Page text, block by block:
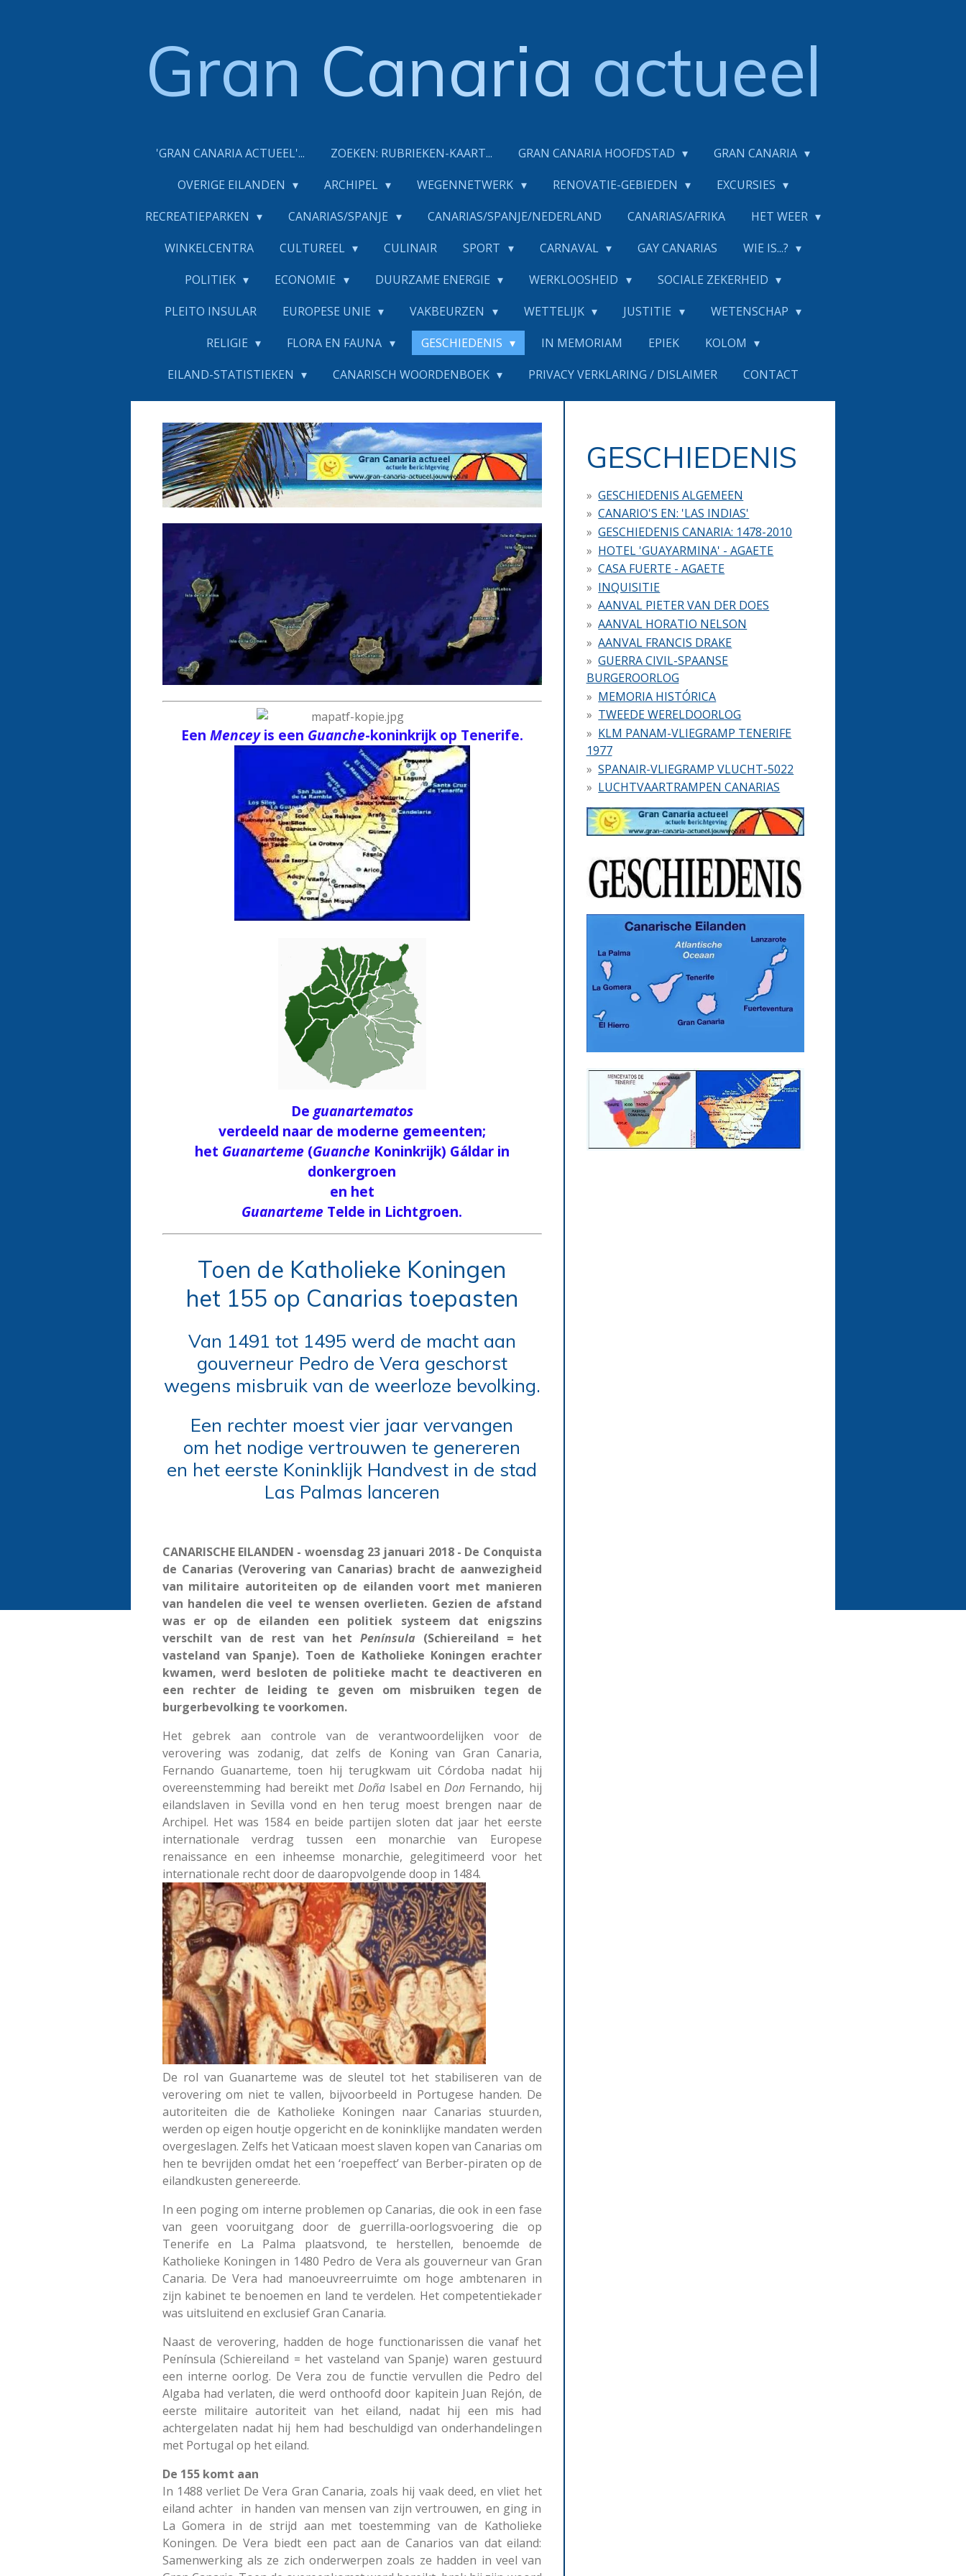
Gran Canaria actueel
'GRAN CANARIA ACTUEEL'... ZOEKEN: RUBRIEKEN-KAART... GRAN CANARIA HOOFDSTAD
GRAN CANARIA
OVERIGE EILANDEN
ARCHIPEL WEGENNETWERK RENOVATIE-GEBIEDEN
EXCURSIES
RECREATIEPARKEN
CANARIAS/SPANJE CANARIAS/SPANJE/NEDERLAND CANARIAS/AFRIKA
HET WEER
WINKELCENTRA
CULTUREEL CULINAIR SPORT CARNAVAL GAY CANARIAS
WIE IS...?
POLITIEK
ECONOMIE DUURZAME ENERGIE WERKLOOSHEID
SOCIALE ZEKERHEID
PLEITO INSULAR
EUROPESE UNIE VAKBEURZEN WETTELIJK JUSTITIE
WETENSCHAP
RELIGIE
FLORA EN FAUNA GESCHIEDENIS IN MEMORIAM EPIEK
KOLOM
EILAND-STATISTIEKEN
CANARISCH WOORDENBOEK PRIVACY VERKLARING / DISLAIMER CONTACT
Een Menceyis een Guanche-koninkrijk op Tenerife.
De guanartematos
verdeeld naar de moderne gemeenten;
het Guanarteme(GuancheKoninkrijk) Gáldar in
donkergroen
en het
Guanarteme Telde in Lichtgroen.
Toen de Katholieke Koningen
het 155 op Canarias toepasten
Van 1491 tot 1495 werd de macht aan
gouverneur Pedro de Vera geschorst
wegens misbruik van de weerloze bevolking.
Een rechter moest vier jaar vervangen
om het nodige vertrouwen te genereren
en het eerste Koninklijk Handvest in de stad
Las Palmas lanceren
CANARISCHE EILANDEN - woensdag 23 januari 2018 - De Conquista
de Canarias (Verovering van Canarias) bracht de aanwezigheid
van militaire autoriteiten op de eilanden voort met manieren
van handelen die veel te wensen overlieten. Gezien de afstand
was er op de eilanden een politiek systeem dat enigszins
verschilt van de rest van het Península (Schiereiland = het
vasteland van Spanje). Toen de Katholieke Koningen erachter
kwamen, werd besloten de politieke macht te deactiveren en
een rechter de leiding te geven om misbruiken tegen de
burgerbevolking te voorkomen.
Het gebrek aan controle van de verantwoordelijken voor de
verovering was zodanig, dat zelfs de Koning van Gran Canaria,
Fernando Guanarteme, toen hij terugkwam uit Córdoba nadat hij
overeenstemming had bereikt met DoñaIsabel enDon Fernando, hij
eilandslaven in Sevilla vond en hen terug moest brengen naar de
Archipel. Het was 1584 en beide partijen sloten dat jaar het eerste
internationale verdrag tussen een monarchie van Europese
renaissance en een inheemse monarchie, gelegitimeerd voor het
internationale recht door de daaropvolgende doop in 1484.
De rol van Guanarteme was de sleutel tot het stabiliseren van de
verovering om niet te vallen, bijvoorbeeld in Portugese handen. De
autoriteiten die de Katholieke Koningen naar Canarias stuurden,
werden op eigen houtje opgericht en de koninklijke mandaten werden
overgeslagen. Zelfs het Vaticaan moest slaven kopen van Canarias om
hen te bevrijden omdat het een ‘roepeffect’ van Berber-piraten op de
eilandkusten genereerde.
In een poging om interne problemen op Canarias, die ook in een fase
van geen vooruitgang door de guerrilla-oorlogsvoering die op
Tenerife en La Palma plaatsvond, te herstellen, benoemde de
Katholieke Koningen in 1480 Pedro de Vera als gouverneur van Gran
Canaria. De Vera had manoeuvreerruimte om hoge ambtenaren in
zijn kabinet te benoemen en land te verdelen. Het competentiekader
was uitsluitend en exclusief Gran Canaria.
Naast de verovering, hadden de hoge functionarissen die vanaf het
Península (Schiereiland = het vasteland van Spanje) waren gestuurd
een interne oorlog. De Vera zou de functie vervullen die Pedro del
Algaba had verlaten, die werd onthoofd door kapitein Juan Rejón, de
eerste militaire autoriteit van het eiland, nadat hij een mis had
achtergelaten nadat hij hem had beschuldigd van onderhandelingen
met Portugal op het eiland.
De 155 komt aan
In 1488 verliet De Vera Gran Canaria, zoals hij vaak deed, en vliet het
eiland achter in handen van mensen van zijn vertrouwen, en ging in
La Gomera in de strijd aan met toestemming van de Katholieke
Koningen. De Vera biedt een pact aan de Canarios van dat eiland:
Samenwerking als ze zich onderwerpen zoals ze hadden in veel van
GESCHIEDENIS
GESCHIEDENIS ALGEMEEN
CANARIO'S EN: 'LAS INDIAS'
GESCHIEDENIS CANARIA: 1478-2010
HOTEL 'GUAYARMINA' - AGAETE
CASA FUERTE - AGAETE
INQUISITIE
AANVAL PIETER VAN DER DOES
AANVAL HORATIO NELSON
AANVAL FRANCIS DRAKE
GUERRA CIVIL-SPAANSE
BURGEROORLOG
MEMORIA HISTÓRICA
TWEEDE WERELDOORLOG
KLM PANAM-VLIEGRAMP TENERIFE
1977
SPANAIR-VLIEGRAMP VLUCHT-5022
LUCHTVAARTRAMPEN CANARIAS